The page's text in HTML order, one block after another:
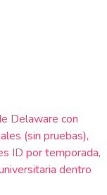
Delaware con
(sin pruebas),
ID por temporada,
dentro